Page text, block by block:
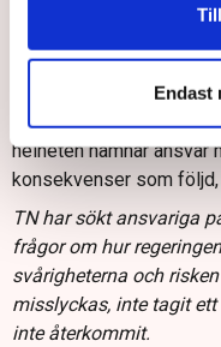
Endast
tvingades tacka nej till.
Per Tryding menar att
– Ingen verkade
måste jag ta innan vi
helheten hamnar ansvar
konsekvenser som följd,
TN har sökt ansvariga
frågor om hur
svårigheterna och
misslyckas, inte tagit
inte återkommit.